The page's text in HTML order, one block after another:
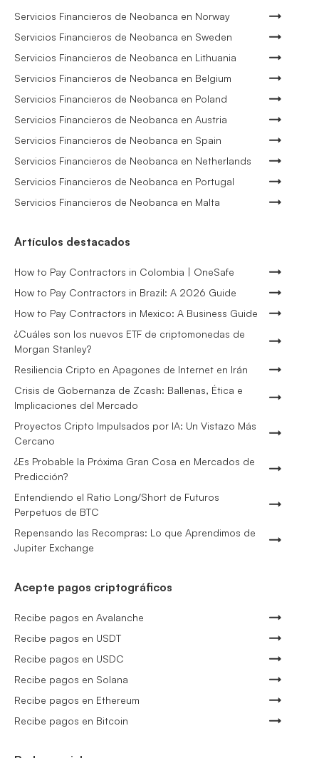
Servicios Financieros de Neobanca en Norway
Servicios Financieros de Neobanca en Sweden
Servicios Financieros de Neobanca en Lithuania
Servicios Financieros de Neobanca en Belgium
Servicios Financieros de Neobanca en Poland
Servicios Financieros de Neobanca en Austria
Servicios Financieros de Neobanca en Spain
Servicios Financieros de Neobanca en Netherlands
Servicios Financieros de Neobanca en Portugal
Servicios Financieros de Neobanca en Malta
Artículos destacados
How to Pay Contractors in Colombia | OneSafe
How to Pay Contractors in Brazil: A 2026 Guide
How to Pay Contractors in Mexico: A Business Guide
¿Cuáles son los nuevos ETF de criptomonedas de
Morgan Stanley?
Resiliencia Cripto en Apagones de Internet en Irán
Crisis de Gobernanza de Zcash: Ballenas, Ética e
Implicaciones del Mercado
Proyectos Cripto Impulsados por IA: Un Vistazo Más
Cercano
¿Es Probable la Próxima Gran Cosa en Mercados de
Predicción?
Entendiendo el Ratio Long/Short de Futuros
Perpetuos de BTC
Repensando las Recompras: Lo que Aprendimos de
Jupiter Exchange
Acepte pagos criptográficos
Recibe pagos en Avalanche
Recibe pagos en USDT
Recibe pagos en USDC
Recibe pagos en Solana
Recibe pagos en Ethereum
Recibe pagos en Bitcoin